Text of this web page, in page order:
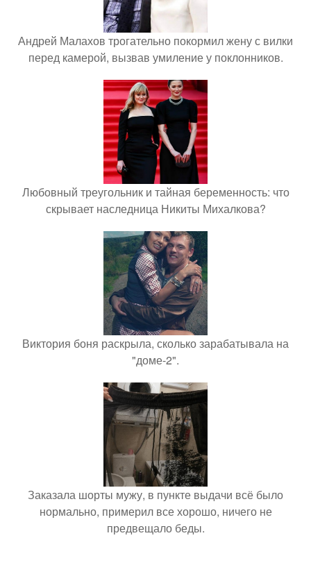
Андрей Малахов трогательно покормил жену с вилки
перед камерой, вызвав умиление у поклонников.
Любовный треугольник и тайная беременность: что
скрывает наследница Никиты Михалкова?
Виктория боня раскрыла, сколько зарабатывала на
"доме-2".
Заказала шорты мужу, в пункте выдачи всё было
нормально, примерил все хорошо, ничего не
предвещало беды.